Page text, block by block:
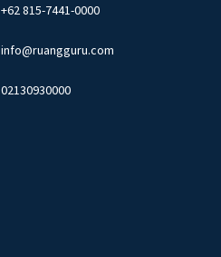
+62 815-7441-0000
info@ruangguru.com
02130930000